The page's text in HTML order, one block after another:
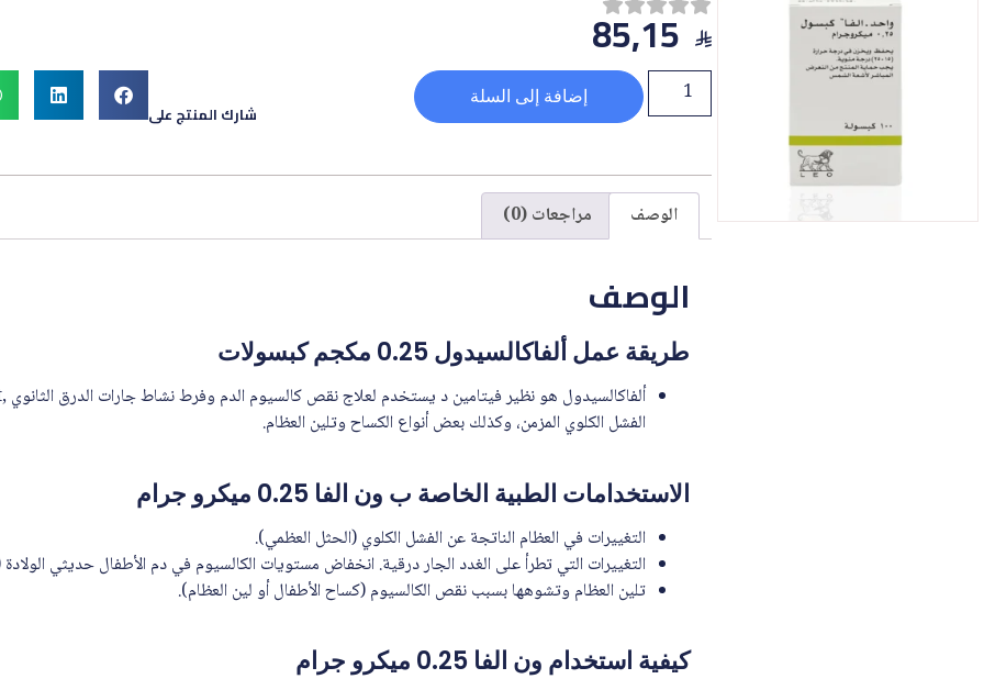
85,15
إضافة إلى السلة
شارك المنتج على
الوصف مراجعات (0)
الوصف
طريقة عمل ألفاكالسيدول 0.25 مكجم كبسولات
الفشل الكلوي المزمن، وكذلك بعض أنواع الكساح وتلين العظام.
الاستخدامات الطبية الخاصة ب ون الفا 0.25 ميكرو جرام
التغييرات في العظام الناتجة عن الفشل الكلوي (الحثل العظمي).
التغييرات التي تطرأ على الغدد الجار درقية. انخفاض مستويات الكالسيوم في دم الأطفال حديثي
تلين العظام وتشوهها بسبب نقص الكالسيوم (كساح الأطفال أو لين العظام).
كيفية استخدام ون الفا 0.25 ميكرو جرام